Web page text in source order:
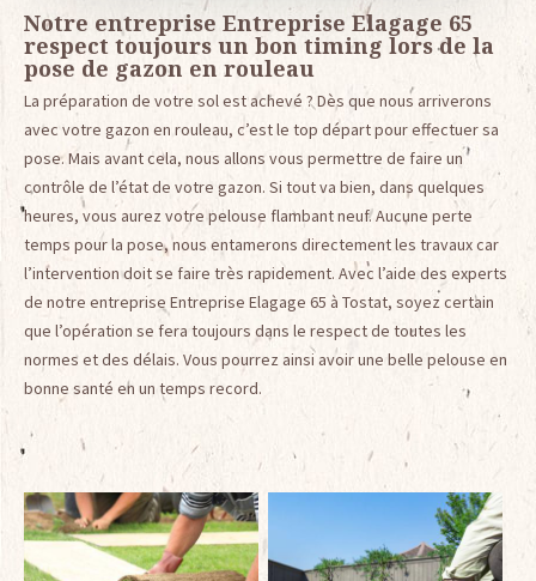
Notre entreprise Entreprise Elagage 65
respect toujours un bon timing lors de la
pose de gazon en rouleau
La préparation de votre sol est achevé ? Dès que nous arriverons
avec votre gazon en rouleau, c’est le top départ pour effectuer sa
pose. Mais avant cela, nous allons vous permettre de faire un
contrôle de l’état de votre gazon. Si tout va bien, dans quelques
heures, vous aurez votre pelouse flambant neuf. Aucune perte
temps pour la pose, nous entamerons directement les travaux car
l’intervention doit se faire très rapidement. Avec l’aide des experts
de notre entreprise Entreprise Elagage 65 à Tostat, soyez certain
que l’opération se fera toujours dans le respect de toutes les
normes et des délais. Vous pourrez ainsi avoir une belle pelouse en
bonne santé en un temps record.